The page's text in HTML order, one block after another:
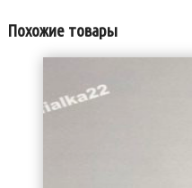
Похожие товары